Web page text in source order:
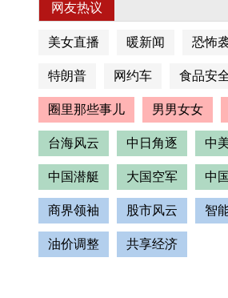
网友热议
美女直播 暖新闻 恐怖
特朗普 网约车 食品安
圈里那些事儿 男男女女
台海风云 中日角逐 中
中国潜艇 大国空军 中
商界领袖 股市风云 智
油价调整 共享经济